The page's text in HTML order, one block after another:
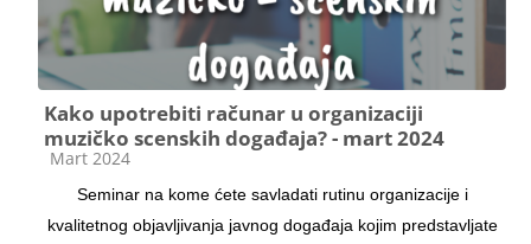
Kako upotrebiti računar u organizaciji
muzičko scenskih događaja? - mart 2024
Категорија курса
Mart 2024
Seminar na kome ćete savladati rutinu organizacije i
kvalitetnog objavljivanja javnog događaja kojim predstavljate